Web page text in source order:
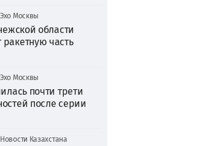
Эхо Москвы
области
часть
Эхо Москвы
почти трети
после серии
Новости Казахстана